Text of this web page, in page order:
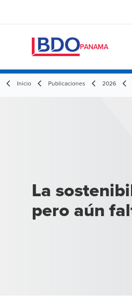
PANAMA
Inicio Publicaciones 2026
La
pero aún